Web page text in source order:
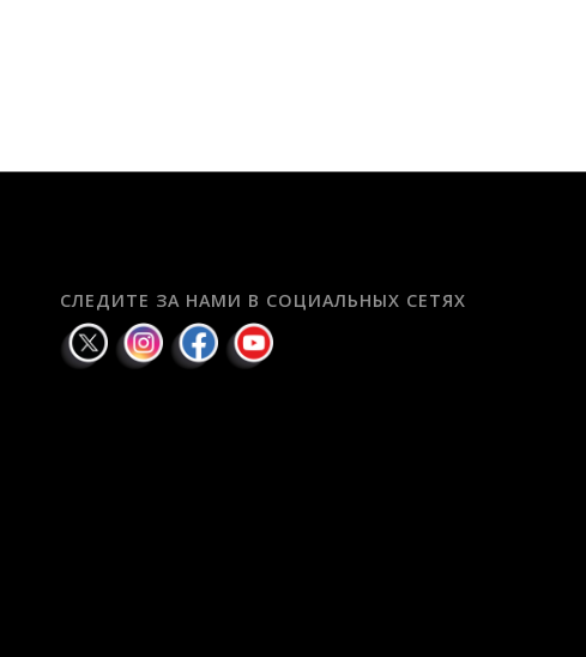
СЛЕДИТЕ ЗА НАМИ В СОЦИАЛЬНЫХ СЕТЯХ